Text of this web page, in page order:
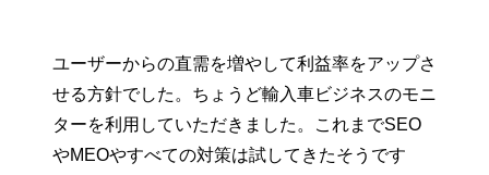
ユーザーからの直需を増やして利益率をアップさ
せる方針でした。ちょうど輸入車ビジネスのモニ
ターを利用していただきました。これまでSEO
やMEOやすべての対策は試してきたそうです